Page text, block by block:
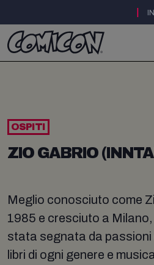
OSPITI
ZIO GABRIO
Meglio conosciuto come
1985 e cresciuto a
stata segnata da passioni
libri di ogni genere e